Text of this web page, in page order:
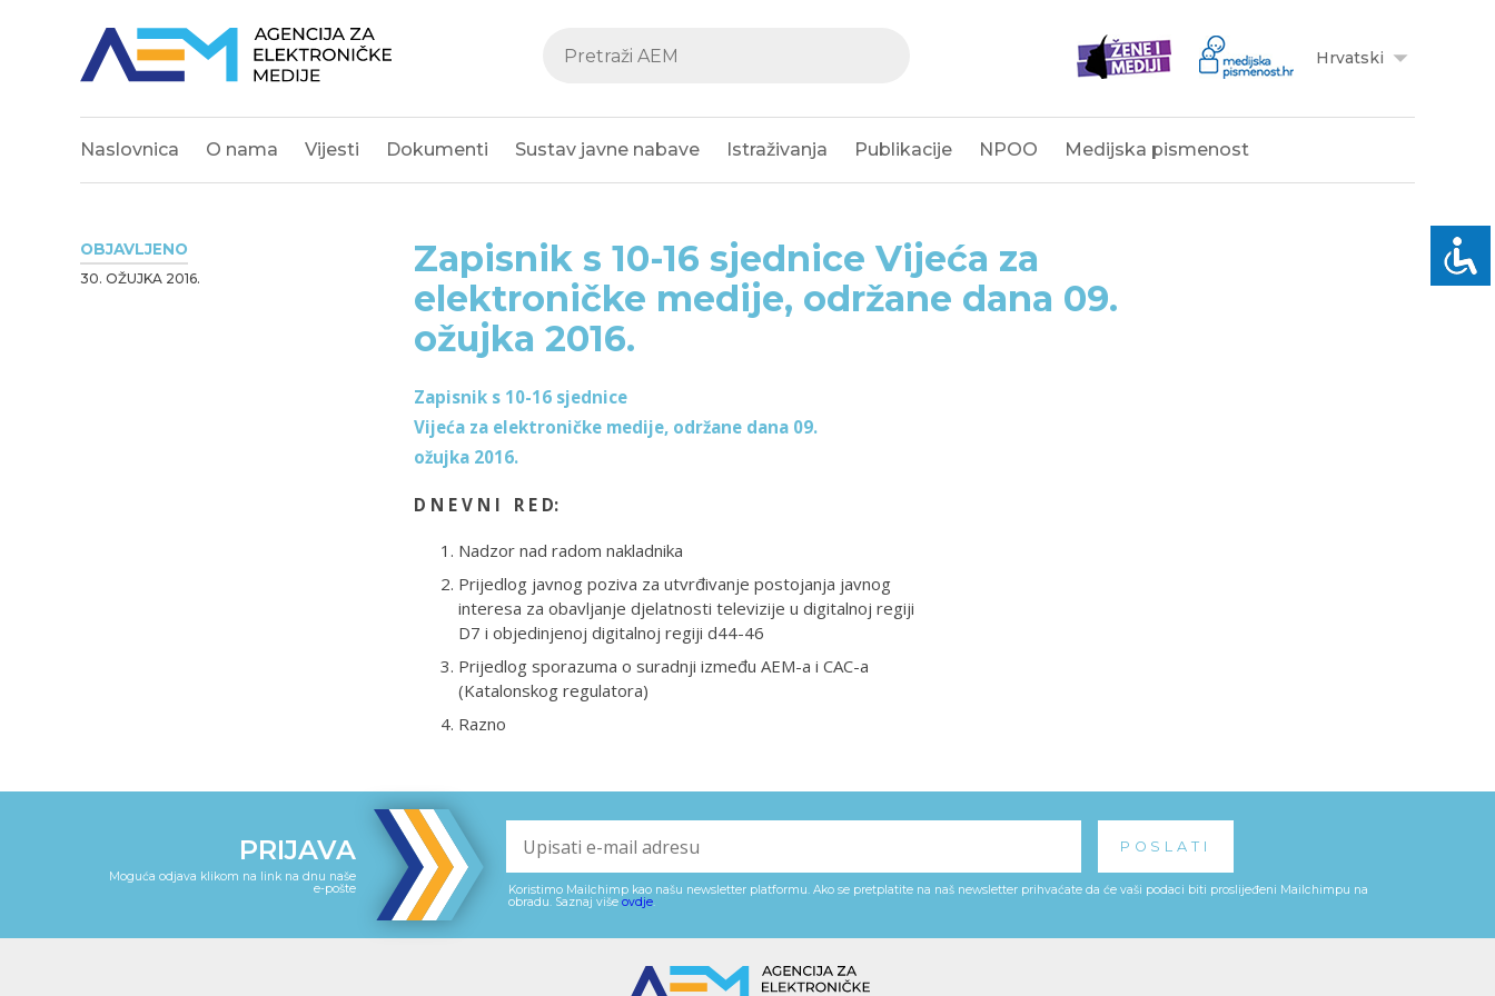
Hrvatski
Naslovnica O nama Vijesti Dokumenti Sustav javne nabave Istraživanja Publikacije NPOO Medijska pismenost
OBJAVLJENO
30. OŽUJKA 2016.
Zapisnik s 10-16 sjednice Vijeća za
elektroničke medije, održane dana 09.
ožujka 2016.
Zapisnik s 10-16 sjednice
Vijeća za elektroničke medije, održane dana 09.
ožujka 2016.
D N E V N I R E D:
Nadzor nad radom nakladnika
Prijedlog javnog poziva za utvrđivanje postojanja javnog
interesa za obavljanje djelatnosti televizije u digitalnoj regiji
D7 i objedinjenoj digitalnoj regiji d44-46
Prijedlog sporazuma o suradnji između AEM-a i CAC-a
(Katalonskog regulatora)
Razno
PRIJAVA
Moguća odjava klikom na link na dnu naše
e-pošte
Koristimo Mailchimp kao našu newsletter platformu. Ako se pretplatite na naš newsletter prihvaćate da će vaši podaci biti proslijeđeni Mailchimpu na
obradu. Saznaj više ovdje.